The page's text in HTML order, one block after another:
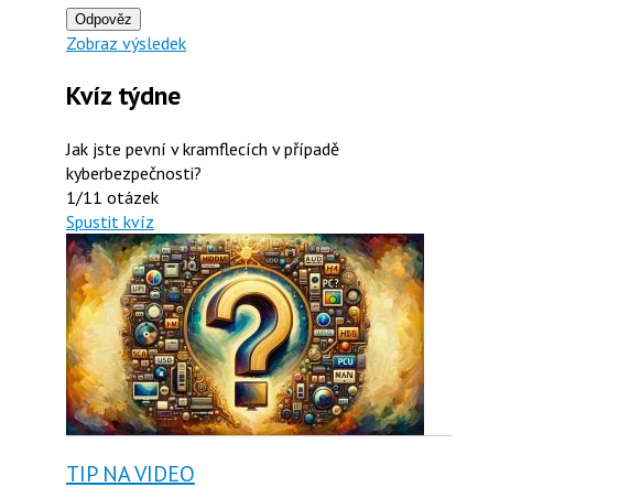
Odpověz
Zobraz výsledek
Kvíz týdne
Jak jste pevní v kramflecích v případě
kyberbezpečnosti?
1/11 otázek
Spustit kvíz
TIP NA VIDEO